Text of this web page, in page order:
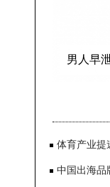
男人早
体育产业提
美收官
中国出海